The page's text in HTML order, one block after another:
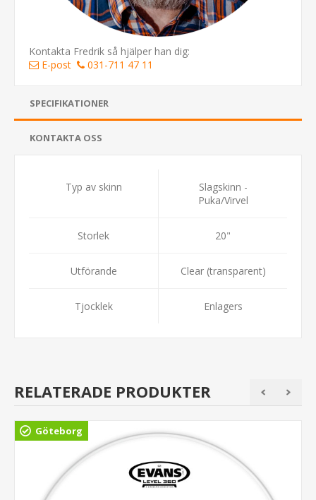
Kontakta Fredrik så hjälper han dig:
E-post
031-711 47 11
SPECIFIKATIONER
KONTAKTA OSS
Typ av skinn
Slagskinn -
Puka/Virvel
Storlek 20"
Utförande Clear (transparent)
Tjocklek Enlagers
RELATERADE PRODUKTER
Göteborg